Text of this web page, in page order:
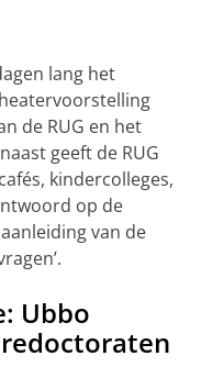
lang het
de RUG en het
geeft de RUG
kindercolleges,
op de
van de
Ubbo